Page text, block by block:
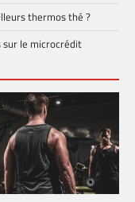
thermos thé ?
le microcrédit